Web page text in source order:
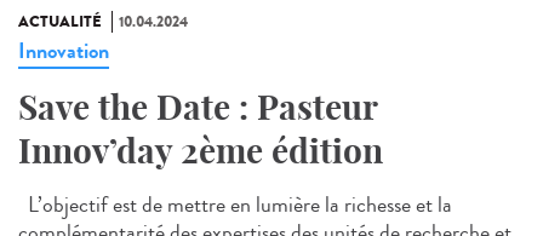
ACTUALITÉ 10.04.2024
Innovation
Save the Date : Pasteur
Innov’day 2ème édition
L’objectif est de mettre en lumière la richesse et la